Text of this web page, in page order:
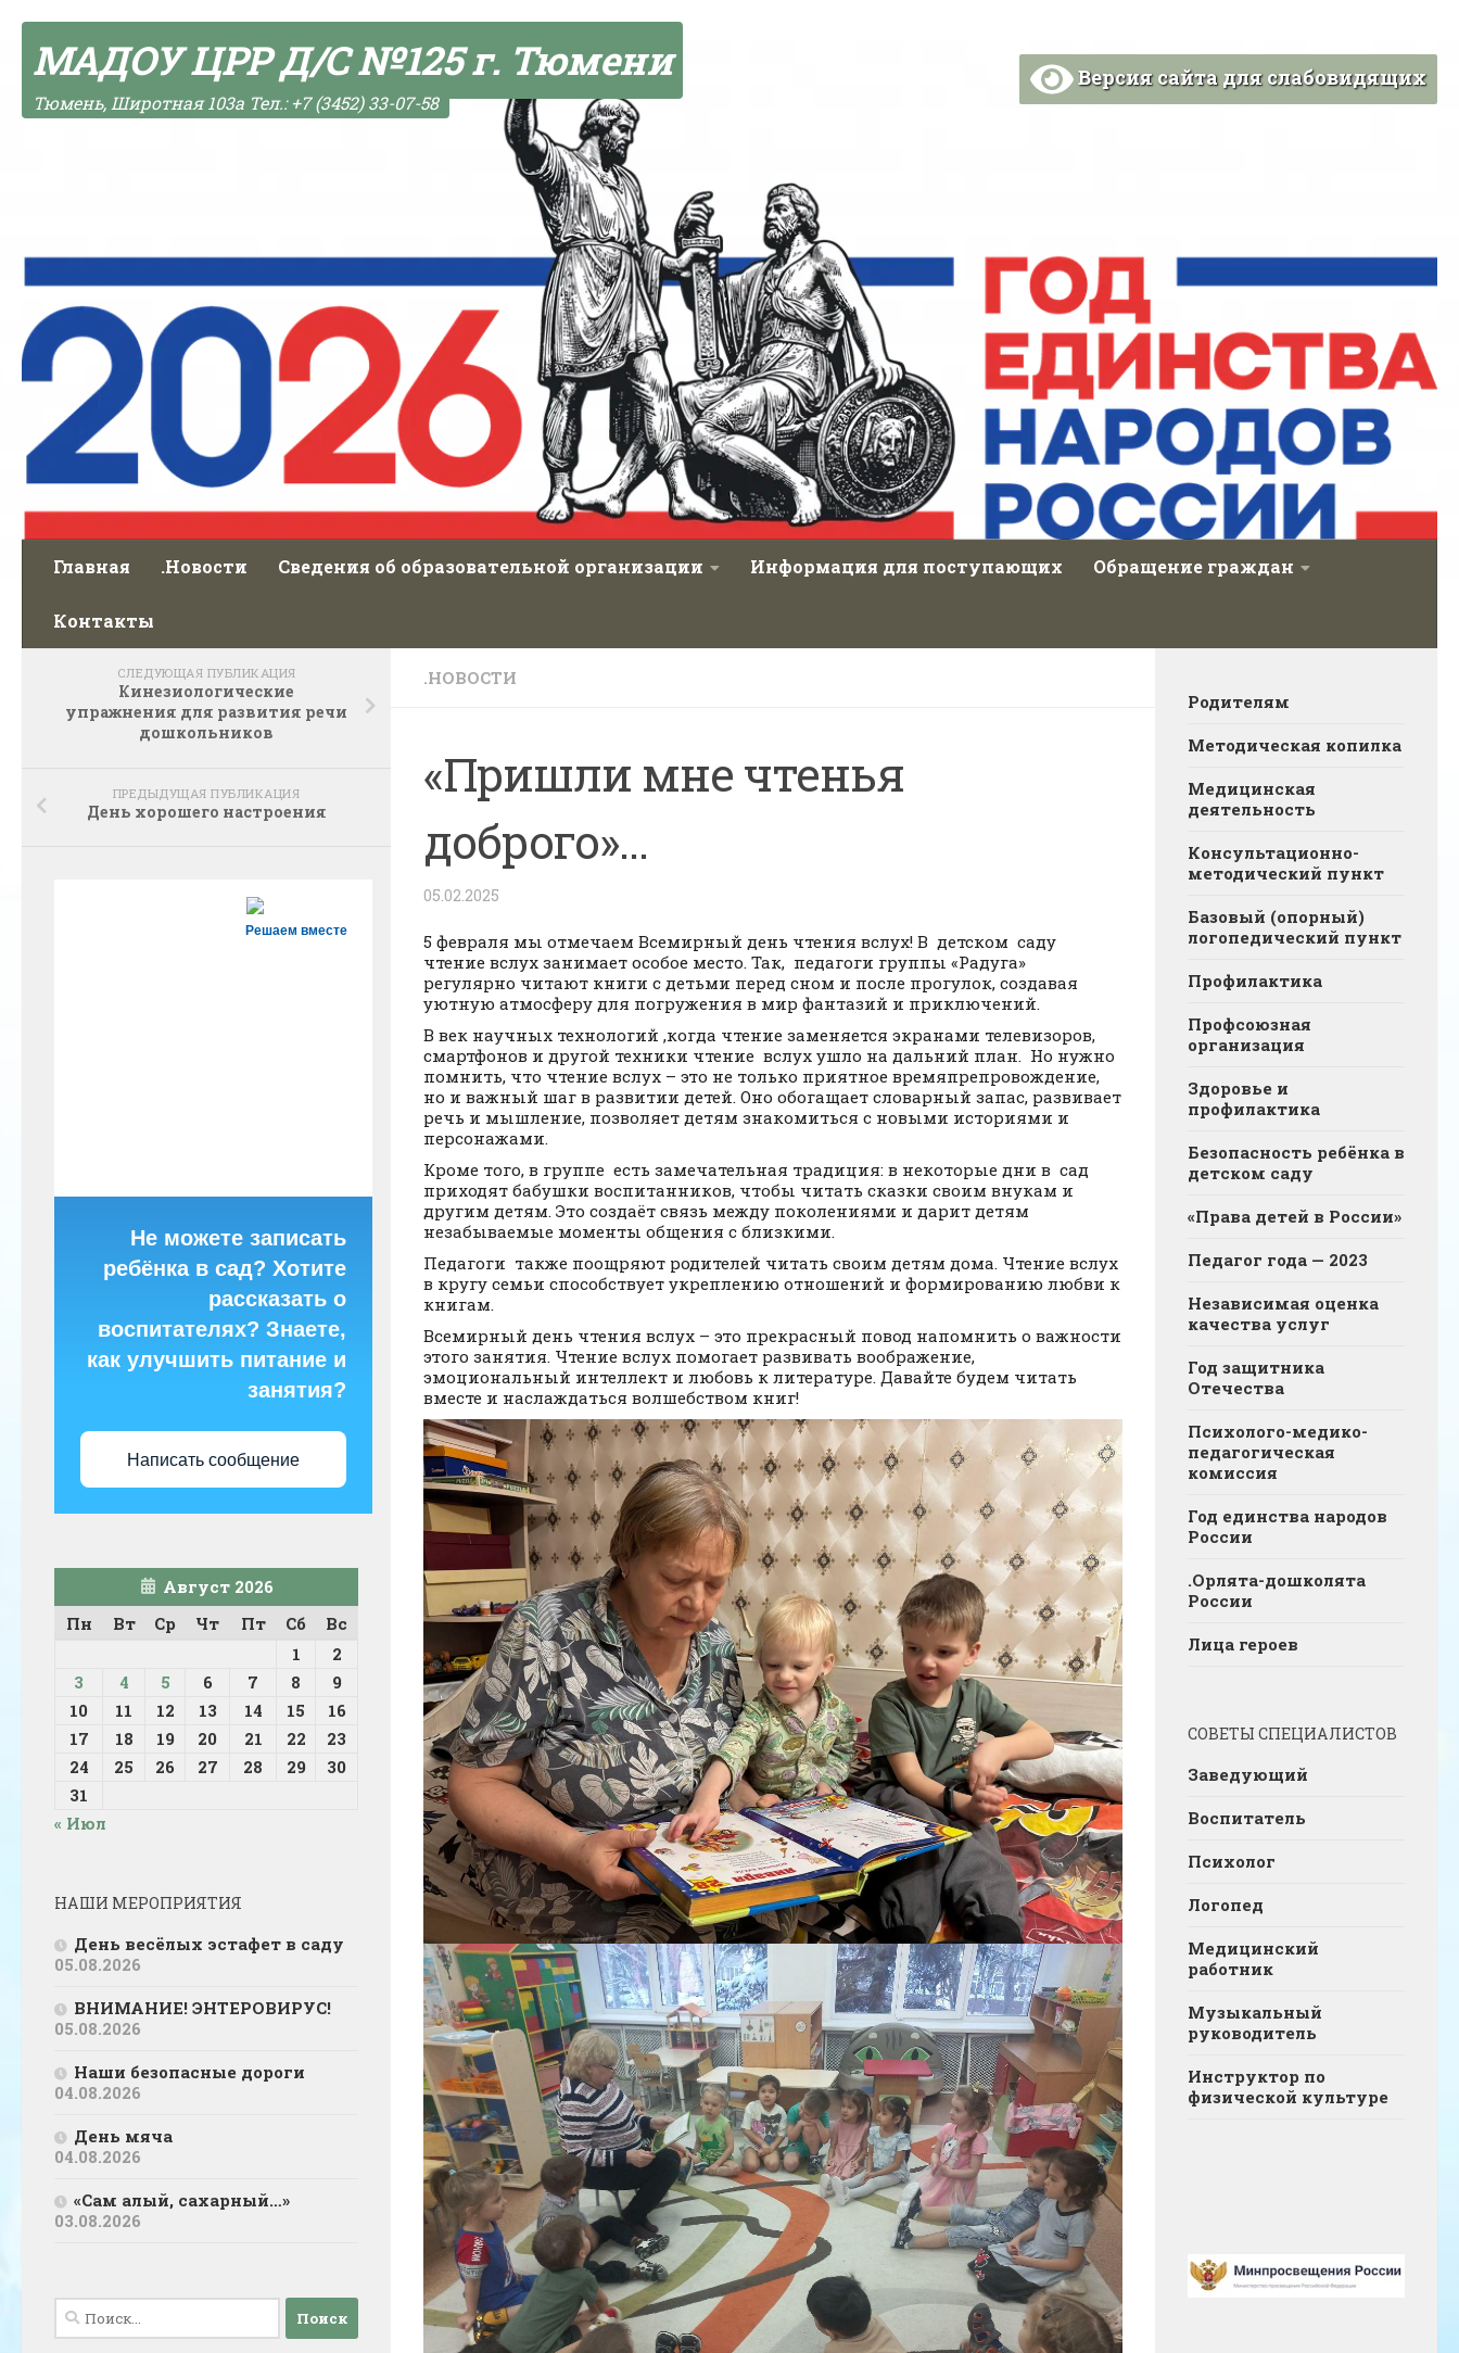
МАДОУ ЦРР Д/С №125 г. Тюмени
Тюмень, Широтная 103а Тел.: +7 (3452) 33-07-58
Версия сайта для слабовидящих
Главная .Новости Сведения об образовательной организации Информация для поступающих Обращение граждан
Контакты
.НОВОСТИ
«Пришли мне чтенья
доброго»…
05.02.2025
5 февраля мы отмечаем Всемирный день чтения вслух! В детском саду
чтение вслух занимает особое место. Так, педагоги группы «Радуга»
регулярно читают книги с детьми перед сном и после прогулок, создавая
уютную атмосферу для погружения в мир фантазий и приключений.
В век научных технологий ,когда чтение заменяется экранами телевизоров,
смартфонов и другой техники чтение вслух ушло на дальний план. Но нужно
помнить, что чтение вслух – это не только приятное времяпрепровождение,
но и важный шаг в развитии детей. Оно обогащает словарный запас, развивает
речь и мышление, позволяет детям знакомиться с новыми историями и
персонажами.
Кроме того, в группе есть замечательная традиция: в некоторые дни в сад
приходят бабушки воспитанников, чтобы читать сказки своим внукам и
другим детям. Это создаёт связь между поколениями и дарит детям
незабываемые моменты общения с близкими.
Педагоги также поощряют родителей читать своим детям дома. Чтение вслух
в кругу семьи способствует укреплению отношений и формированию любви к
книгам.
Всемирный день чтения вслух – это прекрасный повод напомнить о важности
этого занятия. Чтение вслух помогает развивать воображение,
эмоциональный интеллект и любовь к литературе. Давайте будем читать
вместе и наслаждаться волшебством книг!
СЛЕДУЮЩАЯ ПУБЛИКАЦИЯ
Кинезиологические
упражнения для развития речи
дошкольников
ПРЕДЫДУЩАЯ ПУБЛИКАЦИЯ
День хорошего настроения
Решаем вместе
Не можете записать
ребёнка в сад? Хотите
рассказать о
воспитателях? Знаете,
как улучшить питание и
занятия?
Написать сообщение
Август 2026
Пн
Вт Ср Чт Пт Сб
Вс
1
2
3
4 5 6 7 8
9
10
11 12 13 14 15
16
17
18 19 20 21 22
23
24
25 26 27 28 29
30
31
« Июл
НАШИ МЕРОПРИЯТИЯ
День весёлых эстафет в саду
05.08.2026
ВНИМАНИЕ! ЭНТЕРОВИРУС!
05.08.2026
Наши безопасные дороги
04.08.2026
День мяча
04.08.2026
«Сам алый, сахарный…»
03.08.2026
Найти:
Родителям
Методическая копилка
Медицинская
деятельность
Консультационно-
методический пункт
Базовый (опорный)
логопедический пункт
Профилактика
Профсоюзная
организация
Здоровье и
профилактика
Безопасность ребёнка в
детском саду
«Права детей в России»
Педагог года — 2023
Независимая оценка
качества услуг
Год защитника
Отечества
Психолого-медико-
педагогическая
комиссия
Год единства народов
России
.Орлята-дошколята
России
Лица героев
СОВЕТЫ СПЕЦИАЛИСТОВ
Заведующий
Воспитатель
Психолог
Логопед
Медицинский
работник
Музыкальный
руководитель
Инструктор по
физической культуре